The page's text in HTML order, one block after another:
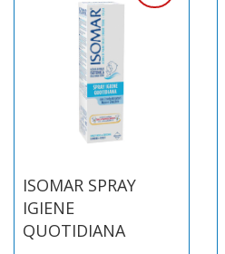
ISOMAR SPRAY
IGIENE
QUOTIDIANA